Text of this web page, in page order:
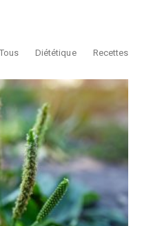
Tous Diététique Recettes